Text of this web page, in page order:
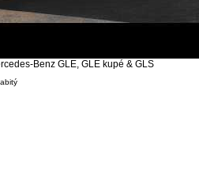
Benz GLE, GLE kupé & GLS